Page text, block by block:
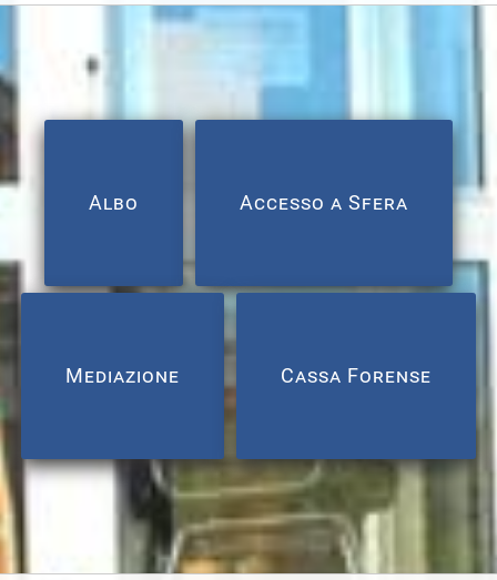
Albo Accesso a Sfera
Mediazione Cassa Forense